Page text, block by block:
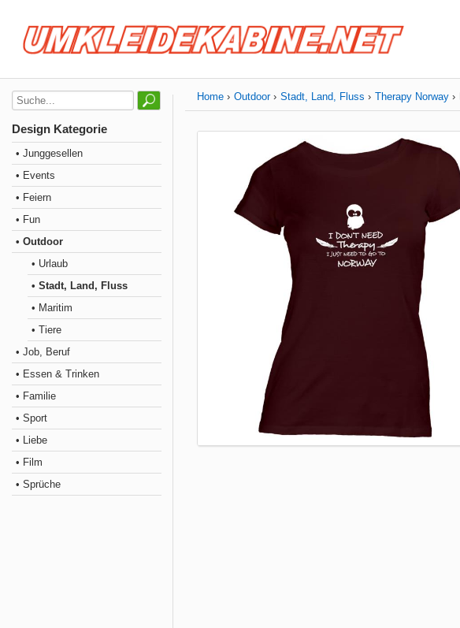
Design Kategorie
• Junggesellen
• Events
• Feiern
• Fun
• Outdoor
• Urlaub
• Stadt, Land, Fluss
• Maritim
• Tiere
• Job, Beruf
• Essen & Trinken
• Familie
• Sport
• Liebe
• Film
• Sprüche
Home Outdoor Stadt, Land, Fluss Therapy Norway